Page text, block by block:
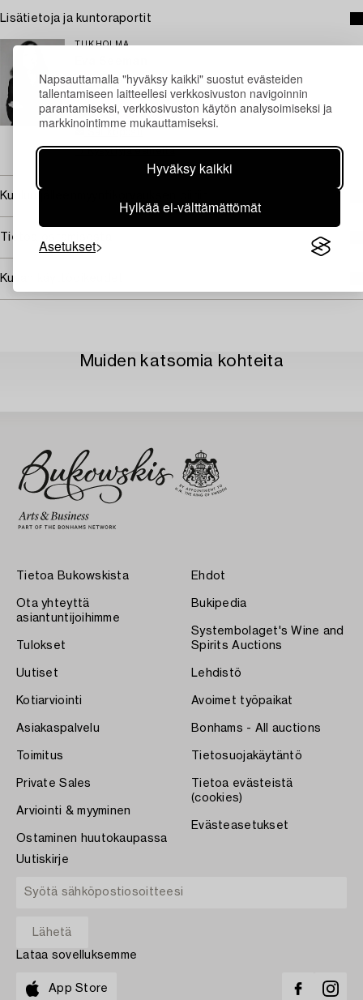
Napsauttamalla "hyväksy kaikki" suostut evästeiden
tallentamiseen laitteellesi verkkosivuston navigoinnin
parantamiseksi, verkkosivuston käytön analysoimiseksi ja
markkinointimme mukauttamiseksi.
Hyväksy kaikki
Hylkää ei-välttämättömät
Asetukset
Lisätietoja ja kuntoraportit
TUKHOLMA
Johtava asiantuntija, moderni ja nykyaikainen
taidekäsityö & design
+46 (0)708 92 19 69
→ Kysyttyjä esineitä
Kuuluu jälleenmyyntikorvauksen piiriin
Tietoa ostamisesta
Kuvan käyttöoikeudet
Muiden katsomia kohteita
Tietoa Bukowskista
Ota yhteyttä
asiantuntijoihimme
Tulokset
Uutiset
Kotiarviointi
Asiakaspalvelu
Toimitus
Private Sales
Arviointi & myyminen
Ostaminen huutokaupassa
Ehdot
Bukipedia
Systembolaget's Wine and
Spirits Auctions
Lehdistö
Avoimet työpaikat
Bonhams - All auctions
Tietosuojakäytäntö
Tietoa evästeistä
(cookies)
Evästeasetukset
Uutiskirje
Lataa sovelluksemme
App Store